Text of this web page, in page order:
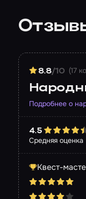
8.8/10 (17
Подробнее о
Средняя оценка
4.5
Квест-